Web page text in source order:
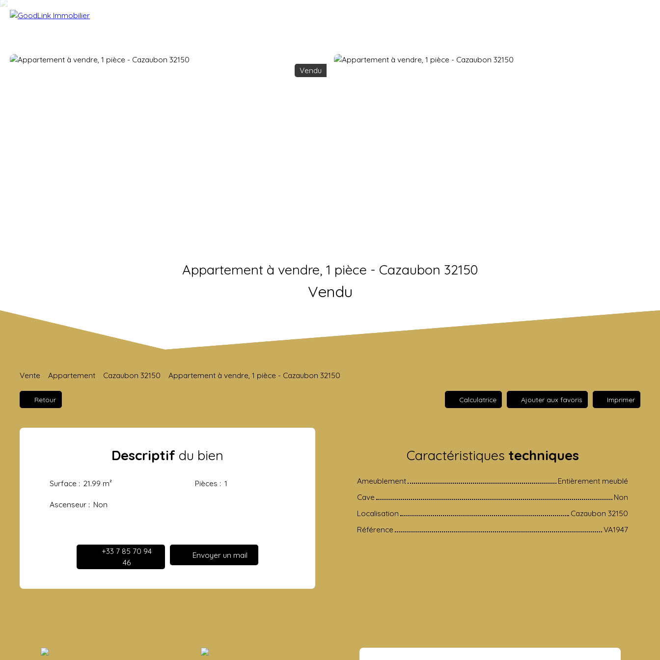
Vendu
Appartement à vendre, 1 pièce - Cazaubon 32150
Vendu
Vente Appartement Cazaubon 32150 Appartement à vendre, 1 pièce - Cazaubon 32150
Retour Calculatrice Ajouter aux favoris Imprimer
Descriptif du bien
Surface : 21.99 m² Pièces : 1
Ascenseur : Non
+33 7 85 70 94
46
Envoyer un mail
Caractéristiques techniques
Ameublement
Entièrement meublé
Cave
Non
Localisation
Cazaubon 32150
Référence
VA1947